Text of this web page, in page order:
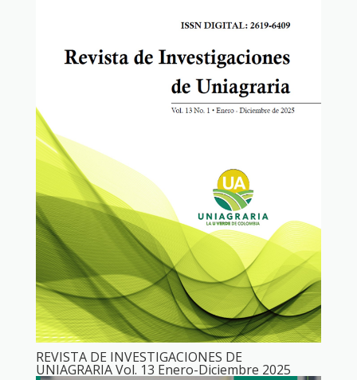
REVISTA DE INVESTIGACIONES DE
UNIAGRARIA Vol. 13 Enero-Diciembre 2025